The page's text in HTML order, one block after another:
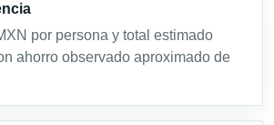
por persona y total estimado
ahorro observado aproximado de